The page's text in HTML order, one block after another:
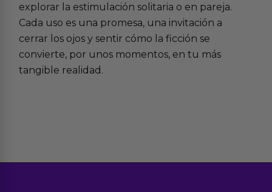
explorar la estimulación solitaria o en pareja.
Cada uso es una promesa, una invitación a
cerrar los ojos y sentir cómo la ficción se
convierte, por unos momentos, en tu más
tangible realidad.